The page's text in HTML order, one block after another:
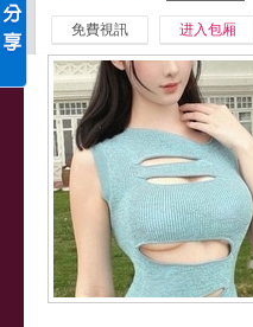
免費視訊 进入包厢